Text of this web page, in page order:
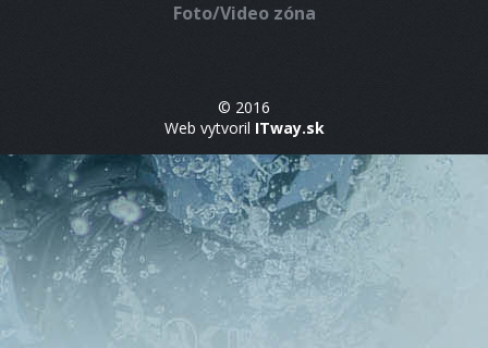
Foto/Video zóna
© 2016
Web vytvoril ITway.sk